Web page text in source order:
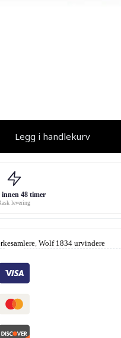
Legg i handlekurv
innen 48 timer
levering
Wolf 1834 urvindere